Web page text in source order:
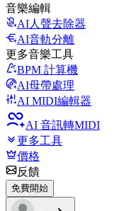
音樂編輯
AI人聲去除器
AI音軌分離
更多音樂工具
BPM 計算機
AI母帶處理
AI MIDI編輯器
AI 音訊轉MIDI
更多工具
價格
反饋
免費開始